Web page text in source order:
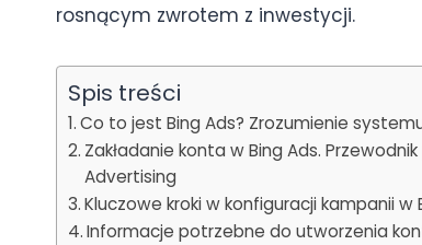
rosnącym zwrotem z inwestycji.
Spis treści
Co to jest Bing Ads? Zrozumienie
Zakładanie konta w Bing Ads.
Advertising
Kluczowe kroki w konfiguracji kampanii
Informacje potrzebne do utworzenia